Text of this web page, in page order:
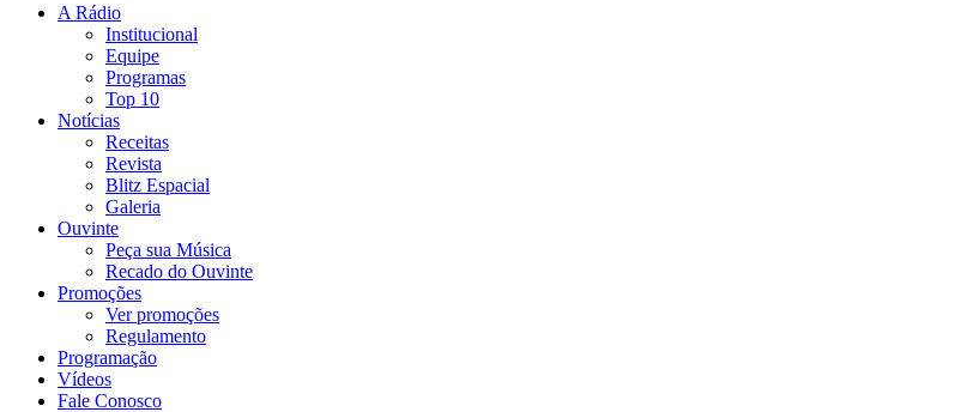
A Rádio
Institucional
Equipe
Programas
Top 10
Notícias
Receitas
Revista
Blitz Espacial
Galeria
Ouvinte
Peça sua Música
Recado do Ouvinte
Promoções
Ver promoções
Regulamento
Programação
Vídeos
Fale Conosco